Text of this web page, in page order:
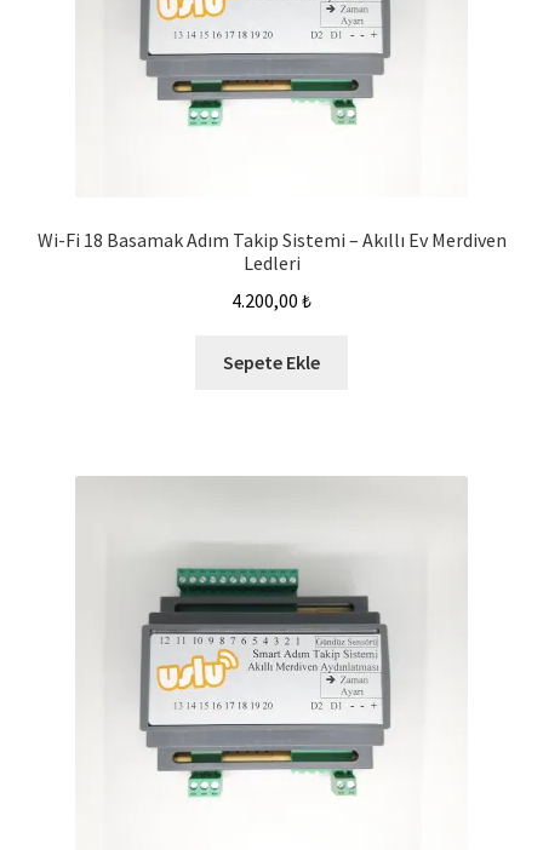
Wi-Fi 18 Basamak Adım Takip Sistemi – Akıllı Ev Merdiven
Ledleri
4.200,00 ₺
Sepete Ekle